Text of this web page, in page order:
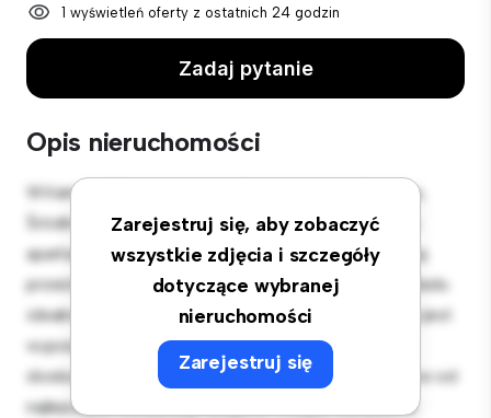
1 wyświetleń oferty z ostatnich 24 godzin
Zadaj pytanie
Opis nieruchomości
Zarejestruj się, aby zobaczyć
wszystkie zdjęcia i szczegóły
dotyczące wybranej
nieruchomości
Zarejestruj się
Witamy w Twojej nowej miejskiej oazie w ul. Łąkowa,
Śródmieście, Gdańsk, pomorskie! Ten nowoczesny
apartament z 1 sypialniami oferuje stylową i przytulną
przestrzeń do zamieszkania. Otwarta koncepcja układu
idealnie nadaje się do rozrywki, a elegancka kuchnia jest
wyposażona w najwyższej jakości sprzęt. Dzięki
doskonałej lokalizacji będziesz zaledwie kilka kroków od
najlepszych restauracji, sklepów i miejsc rozrywki w